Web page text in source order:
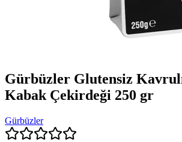
Gürbüzler Glutensiz
Kabak Çekirdeği 250 gr
Gürbüzler